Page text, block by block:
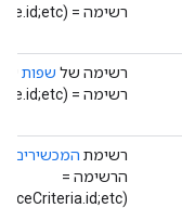
רשימה = (Language.id;Language.id;etc.).
רשימה של שפות
רשימה = (Language.id;Language.id;etc.).
רשימת המכשירים
הרשימה =
(DeviceCriteria.id;DeviceCriteria.id;etc.).